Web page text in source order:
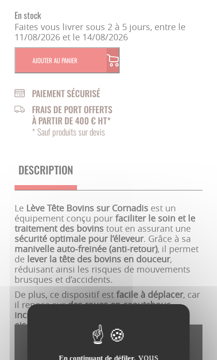
En stock
Faites vous livrer sous 2 à 5 jours, entre le
11/08/2026 et le 14/08/2026
AJOUTER AU PANIER
PAIEMENT SÉCURISÉ
FRAIS DE PORT OFFERTS
À PARTIR DE 400 € HT*
* Sauf produits sur devis
DESCRIPTION
Le Lève Tête Bovins sur Cornadis est un
équipement conçu pour faciliter le soin et le
traitement des bovins tout en assurant une
sécurité optimale pour l’éleveur. Grâce à sa
manivelle auto-freinée (anti-retour), il permet
de lever la tête des bovins en douceur,
réduisant ainsi les risques de mouvements
brusques et d’accidents.
De plus, ce dispositif est facile à déplacer, car
il repose surdes roues en caoutchouc
increvable
aisément dans les allées
accès confortable à la
, facilitant ainsi son utilisation.
En continuant de défiler, vous